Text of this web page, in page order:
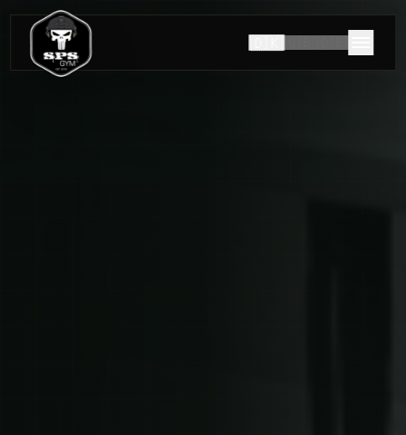
🇩🇰